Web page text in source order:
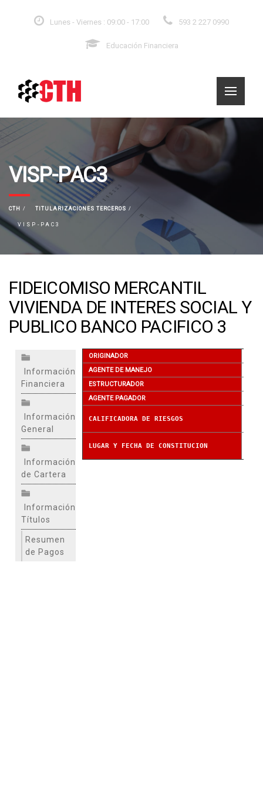
Lunes - Viernes : 09:00 - 17:00 593 2 227 0990
Educación Financiera
VISP-PAC3
CTH TITULARIZACIONES TERCEROS
VISP-PAC3
FIDEICOMISO MERCANTIL
VIVIENDA DE INTERES SOCIAL Y
PUBLICO BANCO PACIFICO 3